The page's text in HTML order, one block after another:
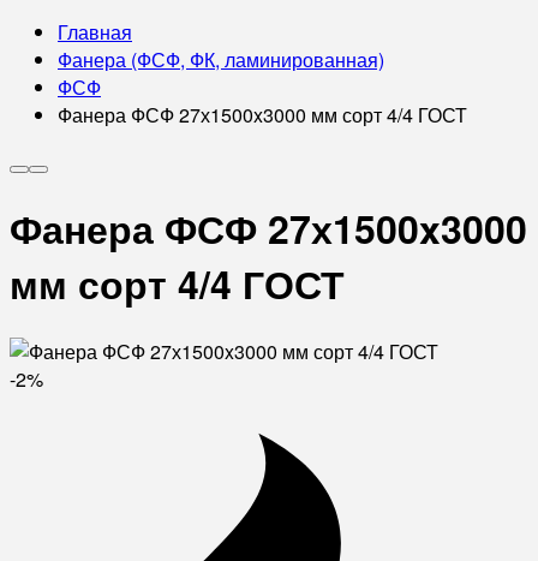
Главная
Фанера (ФСФ, ФК, ламинированная)
ФСФ
Фанера ФСФ 27х1500x3000 мм сорт 4/4 ГОСТ
Фанера ФСФ 27х1500x3000
мм сорт 4/4 ГОСТ
-2%